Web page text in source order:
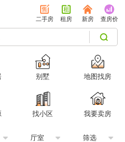
二手房 租房 新房 查房价
别墅 地图找房
找小区 我要卖房
厅室 筛选